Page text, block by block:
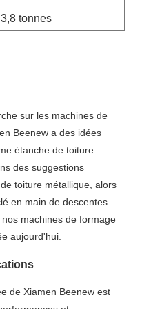
3,8 tonnes
sur les machines de
Beenew a des idées
étanche de toiture
des suggestions
toiture métallique, alors
en main de descentes
machines de formage
aujourd'hui.
de Xiamen Beenew est